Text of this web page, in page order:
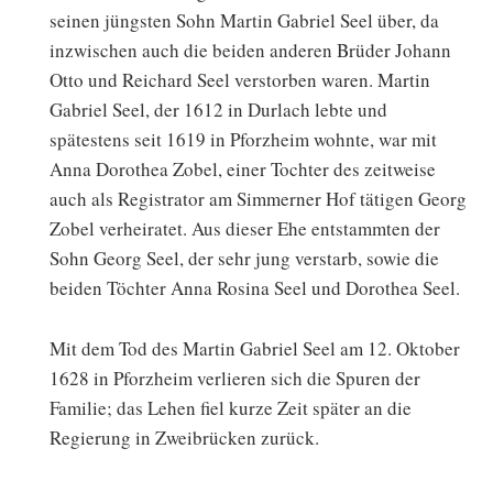
seinen jüngsten Sohn Martin Gabriel Seel über, da
inzwischen auch die beiden anderen Brüder Johann
Otto und Reichard Seel verstorben waren. Martin
Gabriel Seel, der 1612 in Durlach lebte und
spätestens seit 1619 in Pforzheim wohnte, war mit
Anna Dorothea Zobel, einer Tochter des zeitweise
auch als Registrator am Simmerner Hof tätigen Georg
Zobel verheiratet. Aus dieser Ehe entstammten der
Sohn Georg Seel, der sehr jung verstarb, sowie die
beiden Töchter Anna Rosina Seel und Dorothea Seel.
Mit dem Tod des Martin Gabriel Seel am 12. Oktober
1628 in Pforzheim verlieren sich die Spuren der
Familie; das Lehen fiel kurze Zeit später an die
Regierung in Zweibrücken zurück.